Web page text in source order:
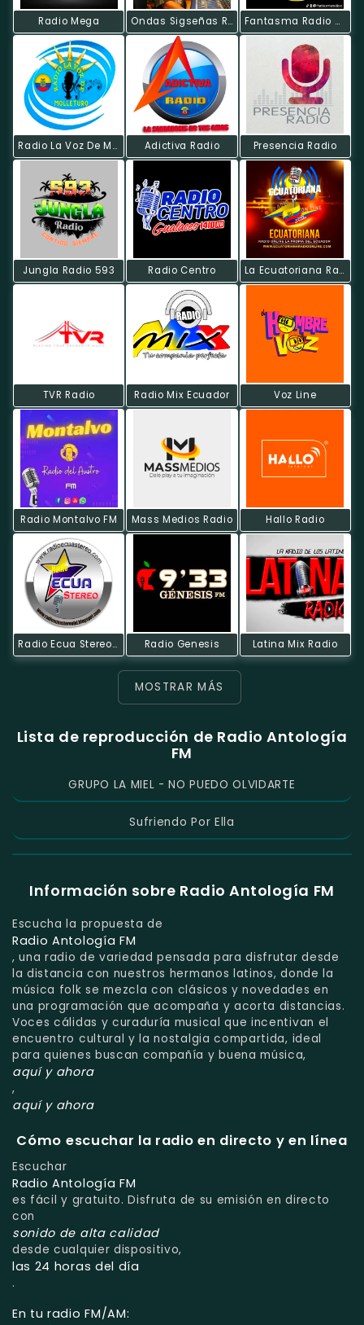
Radio Mega Ondas Sigseñas Radio Fantasma Radio Online
Radio La Voz De Molleturo Adictiva Radio Presencia Radio
Jungla Radio 593 Radio Centro La Ecuatoriana Radio On Line
TVR Radio Radio Mix Ecuador Voz Line
Radio Montalvo FM Mass Medios Radio Hallo Radio
Radio Ecua Stereo HD Radio Genesis Latina Mix Radio
MOSTRAR MÁS
Lista de reproducción de Radio Antología
FM
GRUPO LA MIEL - NO PUEDO OLVIDARTE
Sufriendo Por Ella
Información sobre Radio Antología FM
Escucha la propuesta de
Radio Antología FM
, una radio de variedad pensada para disfrutar desde
la distancia con nuestros hermanos latinos, donde la
música folk se mezcla con clásicos y novedades en
una programación que acompaña y acorta distancias.
Voces cálidas y curaduría musical que incentivan el
encuentro cultural y la nostalgia compartida, ideal
para quienes buscan compañía y buena música,
aquí y ahora
,
aquí y ahora
Cómo escuchar la radio en directo y en línea
Escuchar
Radio Antología FM
es fácil y gratuito. Disfruta de su emisión en directo
con
sonido de alta calidad
desde cualquier dispositivo,
las 24 horas del día
.
En tu radio FM/AM: